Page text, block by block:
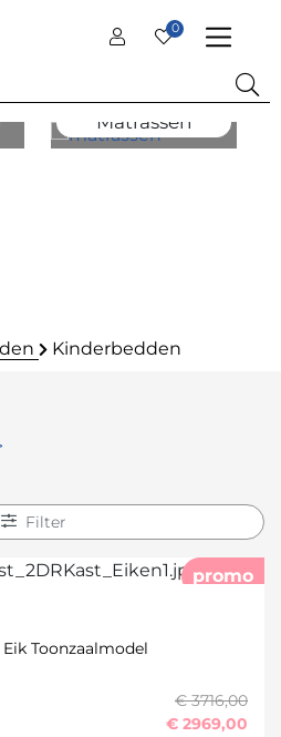
0
Matrassen
Kinderbedden
Filter
promo
Toonzaalmodel
€ 3716,00
€ 2969,00